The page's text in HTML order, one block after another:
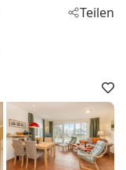
Teilen